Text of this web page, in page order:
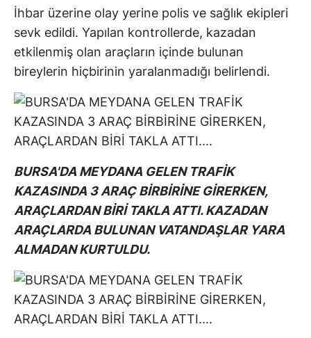
İhbar üzerine olay yerine polis ve sağlık ekipleri
sevk edildi. Yapılan kontrollerde, kazadan
etkilenmiş olan araçların içinde bulunan
bireylerin hiçbirinin yaralanmadığı belirlendi.
BURSA'DA MEYDANA GELEN TRAFİK
KAZASINDA 3 ARAÇ BİRBİRİNE GİRERKEN,
ARAÇLARDAN BİRİ TAKLA ATTI. KAZADAN
ARAÇLARDA BULUNAN VATANDAŞLAR YARA
ALMADAN KURTULDU.